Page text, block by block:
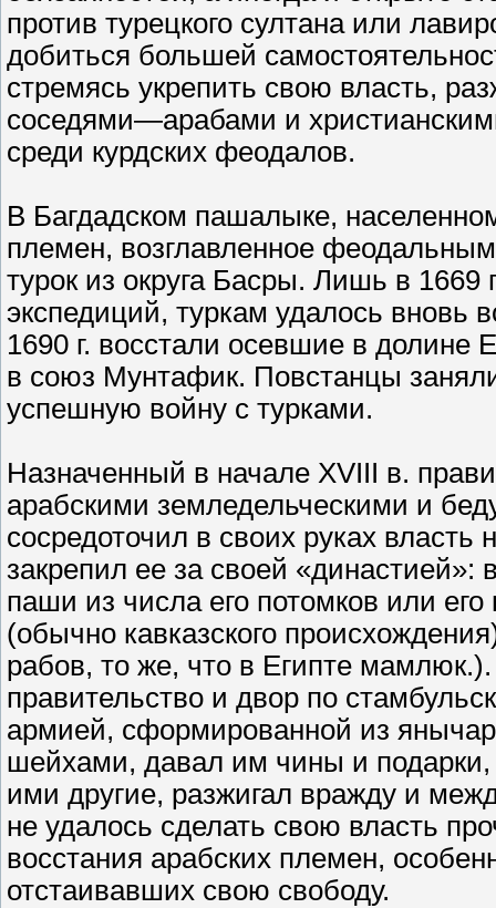
против турецкого султана или
добиться большей
стремясь укрепить свою власть,
соседями—арабами и
среди курдских феодалов.
В Багдадском пашалыке,
племен, возглавленное
турок из округа Басры. Лишь в 1669
экспедиций, туркам удалось вновь
1690 г. восстали осевшие в
в союз Мунтафик. Повстанцы
успешную войну с турками.
Назначенный в начале XVIII в.
арабскими земледельческими и
сосредоточил в своих руках
закрепил ее за своей «династией»:
паши из числа его потомков или
(обычно кавказского
рабов, то же, что в Египте
правительство и двор по
армией, сформированной из
шейхами, давал им чины и
ими другие, разжигал вражду и
не удалось сделать свою власть
восстания арабских племен,
отстаивавших свою свободу.